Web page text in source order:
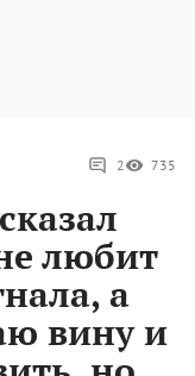
2 735
любит
а
вину и